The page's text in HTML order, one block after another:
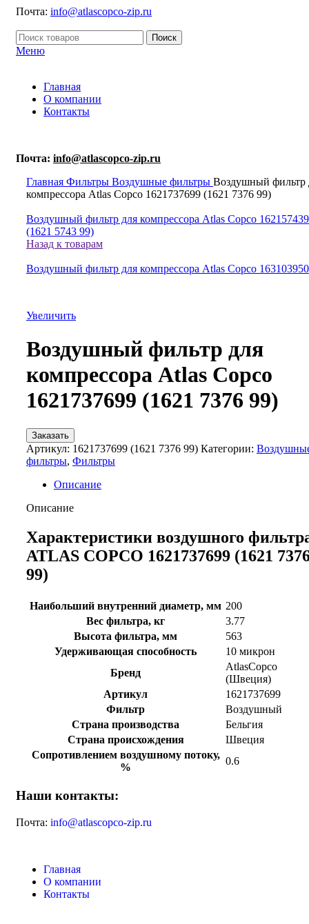
Почта: info@atlascopco-zip.ru
Поиск
Меню
Главная
О компании
Контакты
Почта: info@atlascopco-zip.ru
Главная Фильтры Воздушные фильтры Воздушный фильтр
компрессора Atlas Copco 1621737699 (1621 7376 99)
Воздушный фильтр для компрессора Atlas Copco
(1621 5743 99)
Назад к товарам
Воздушный фильтр для компрессора Atlas Copco
Увеличить
Воздушный фильтр для
компрессора Atlas Copco
1621737699 (1621 7376 99)
Заказать
Артикул: 1621737699 (1621 7376 99) Категории:
фильтры, Фильтры
Описание
Описание
Характеристики воздушного
ATLAS COPCO 1621737699 (1621
99)
Наибольший внутренний диаметр, мм 200
Вес фильтра, кг
3.77
Высота фильтра, мм
563
Удерживающая способность
10 микрон
Бренд
AtlasCopco
(Швеция)
Артикул
1621737699
Фильтр
Воздушный
Страна производства
Бельгия
Страна происхождения
Швеция
Сопротивлением воздушному потоку,
%
0.6
Наши контакты:
Почта: info@atlascopco-zip.ru
Главная
О компании
Контакты